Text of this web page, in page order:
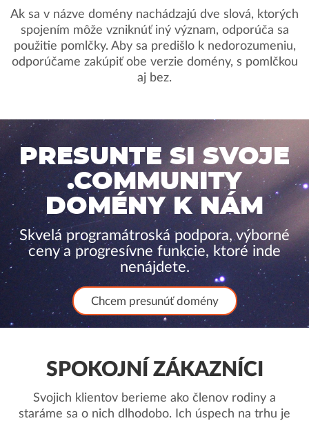
Ak sa v názve domény nachádzajú dve slová, ktorých
spojením môže vzniknúť iný význam, odporúča sa
použitie pomlčky. Aby sa predišlo k nedorozumeniu,
odporúčame zakúpiť obe verzie domény, s pomlčkou
aj bez.
PRESUNTE SI SVOJE
.COMMUNITY
DOMÉNY K NÁM
Skvelá programátroská podpora, výborné
ceny a progresívne funkcie, ktoré inde
nenájdete.
Chcem presunúť domény
SPOKOJNÍ ZÁKAZNÍCI
Svojich klientov berieme ako členov rodiny a
staráme sa o nich dlhodobo. Ich úspech na trhu je